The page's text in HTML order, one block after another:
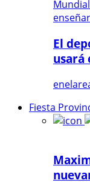
El
usará
Fiesta